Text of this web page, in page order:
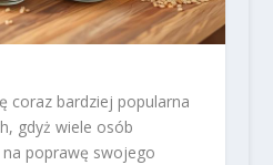
coraz bardziej popularna
gdyż wiele osób
poprawę swojego